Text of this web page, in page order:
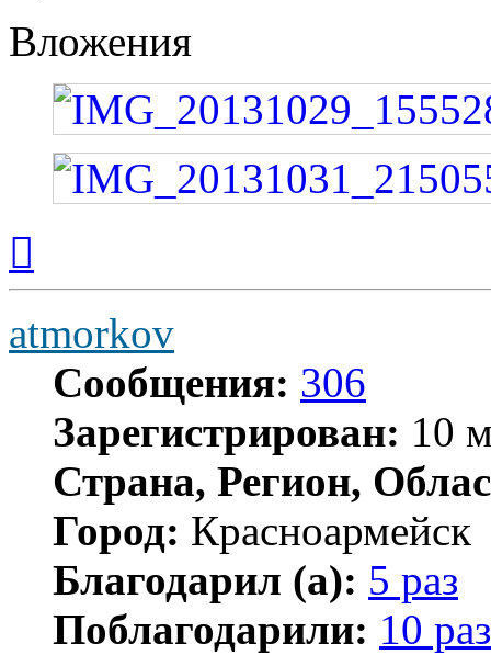
Вложения
началу
atmorkov
Сообщения: 306
Зарегистрирован: 10
Страна, Регион,
Город: Красноармейск
Благодарил (а): 5 раз
Поблагодарили: 10 раз